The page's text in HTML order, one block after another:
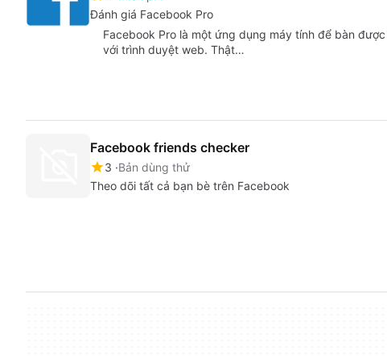
Đánh giá Facebook Pro
Facebook Pro là một ứng dụng máy tính để bàn
với trình duyệt web. Thật…
Facebook friends checker
3 Bản dùng thử
Theo dõi tất cả bạn bè trên Facebook